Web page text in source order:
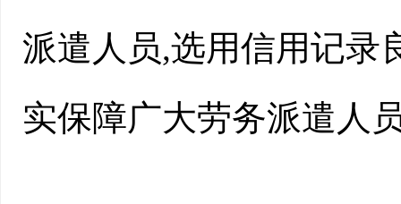
派遣人员,选用信用记录
实保障广大劳务派遣人